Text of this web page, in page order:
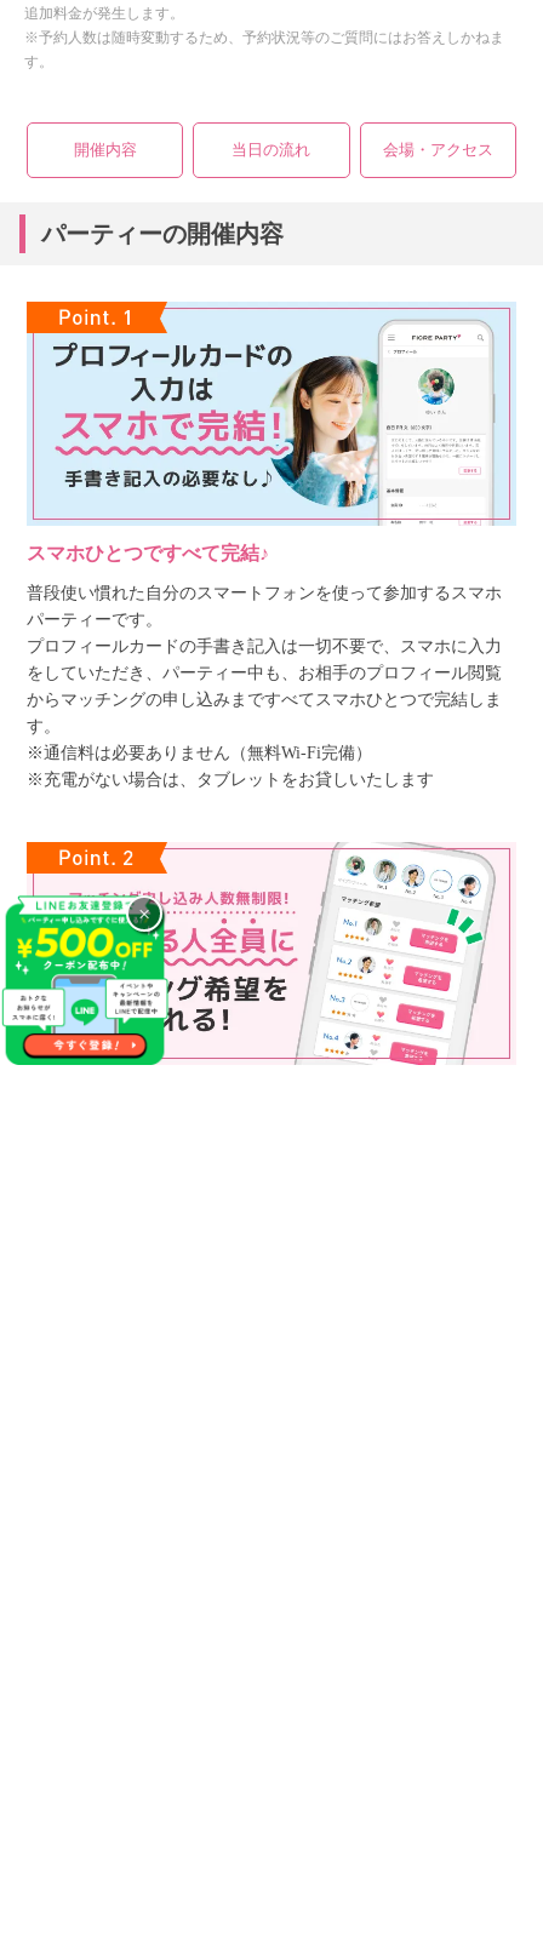
追加料金が発生します。
※予約人数は随時変動するため、予約状況等のご質問にはお答えしかねま
す。
開催内容 当日の流れ 会場・アクセス
パーティーの開催内容
スマホひとつですべて完結♪
普段使い慣れた自分のスマートフォンを使って参加するスマホ
パーティーです。
プロフィールカードの手書き記入は一切不要で、スマホに入力
をしていただき、パーティー中も、お相手のプロフィール閲覧
からマッチングの申し込みまですべてスマホひとつで完結しま
す。
※通信料は必要ありません（無料Wi-Fi完備）
※充電がない場合は、タブレットをお貸しいたします
×